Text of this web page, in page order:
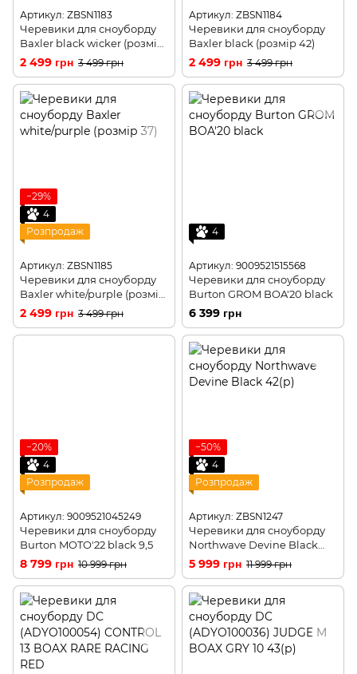
Артикул: ZBSN1183
Черевики для сноуборду
Baxler black wicker (розмір
42,5)
2 499 грн 3 499 грн
Артикул: ZBSN1184
Черевики для сноуборду
Baxler black (розмір 42)
2 499 грн 3 499 грн
−29%
4
Розпродаж
Артикул: ZBSN1185
Черевики для сноуборду
Baxler white/purple (розмір
37)
2 499 грн 3 499 грн
4
Артикул: 9009521515568
Черевики для сноуборду
Burton GROM BOA'20 black
6 399 грн
−20%
4
Розпродаж
Артикул: 9009521045249
Черевики для сноуборду
Burton MOTO'22 black 9,5
8 799 грн 10 999 грн
−50%
4
Розпродаж
Артикул: ZBSN1247
Черевики для сноуборду
Northwave Devine Black
42(р)
5 999 грн 11 999 грн